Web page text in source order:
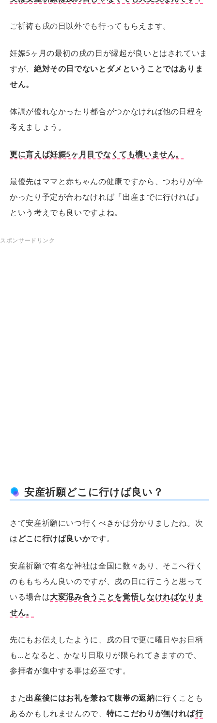
ご祈祷も戌の日以外でも行ってもらえます。
妊娠5ヶ月の最初の戌の日が縁起が良いとはされていま
すが、 絶対その日でないとダメということではありま
せん。
体調が優れなかったり都合がつかなければ他の日程を
考えましょう。
更に言えば妊娠5ヶ月目でなくても構いません。
最優先はママと赤ちゃんの健康ですから、つわりが辛
かったり予定が合わなければ『出産までに行ければ』
という考えでも良いですよね。
安産祈願どこに行けば良い？
さて安産祈願にいつ行くべきかは分かりましたね。次
は どこに行けば良いかです。
安産祈願で有名な神社は全国に数々あり、そこへ行く
のももちろん良いのですが、戌の日に行こうと思って
いる場合は大変混み合うことを覚悟しなければなりま
せん。
先にもお伝えしたように、戌の日で更に曜日やお日柄
も…となると、かなり日取りが限られてきますので、
参拝者が集中する事は必至です。
また出産後にはお礼を兼ねて腹帯の返納に行くことも
あるかもしれませんので、 特にこだわりが無ければ行